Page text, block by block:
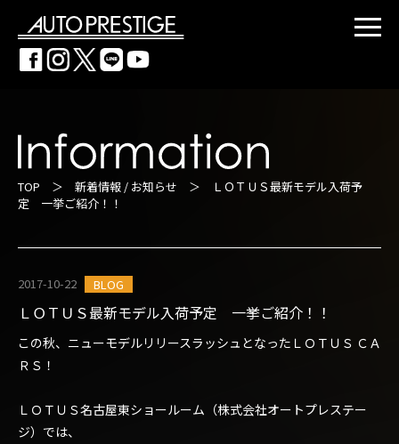
TOP ＞ 新着情報 / お知らせ ＞ ＬＯＴＵＳ最新モデル入荷予
定 一挙ご紹介！！
2017-10-22 BLOG
ＬＯＴＵＳ最新モデル入荷予定 一挙ご紹介！！
この秋、ニューモデルリリースラッシュとなったＬＯＴＵＳ ＣＡ
ＲＳ！
ＬＯＴＵＳ名古屋東ショールーム（株式会社オートプレステー
ジ）では、